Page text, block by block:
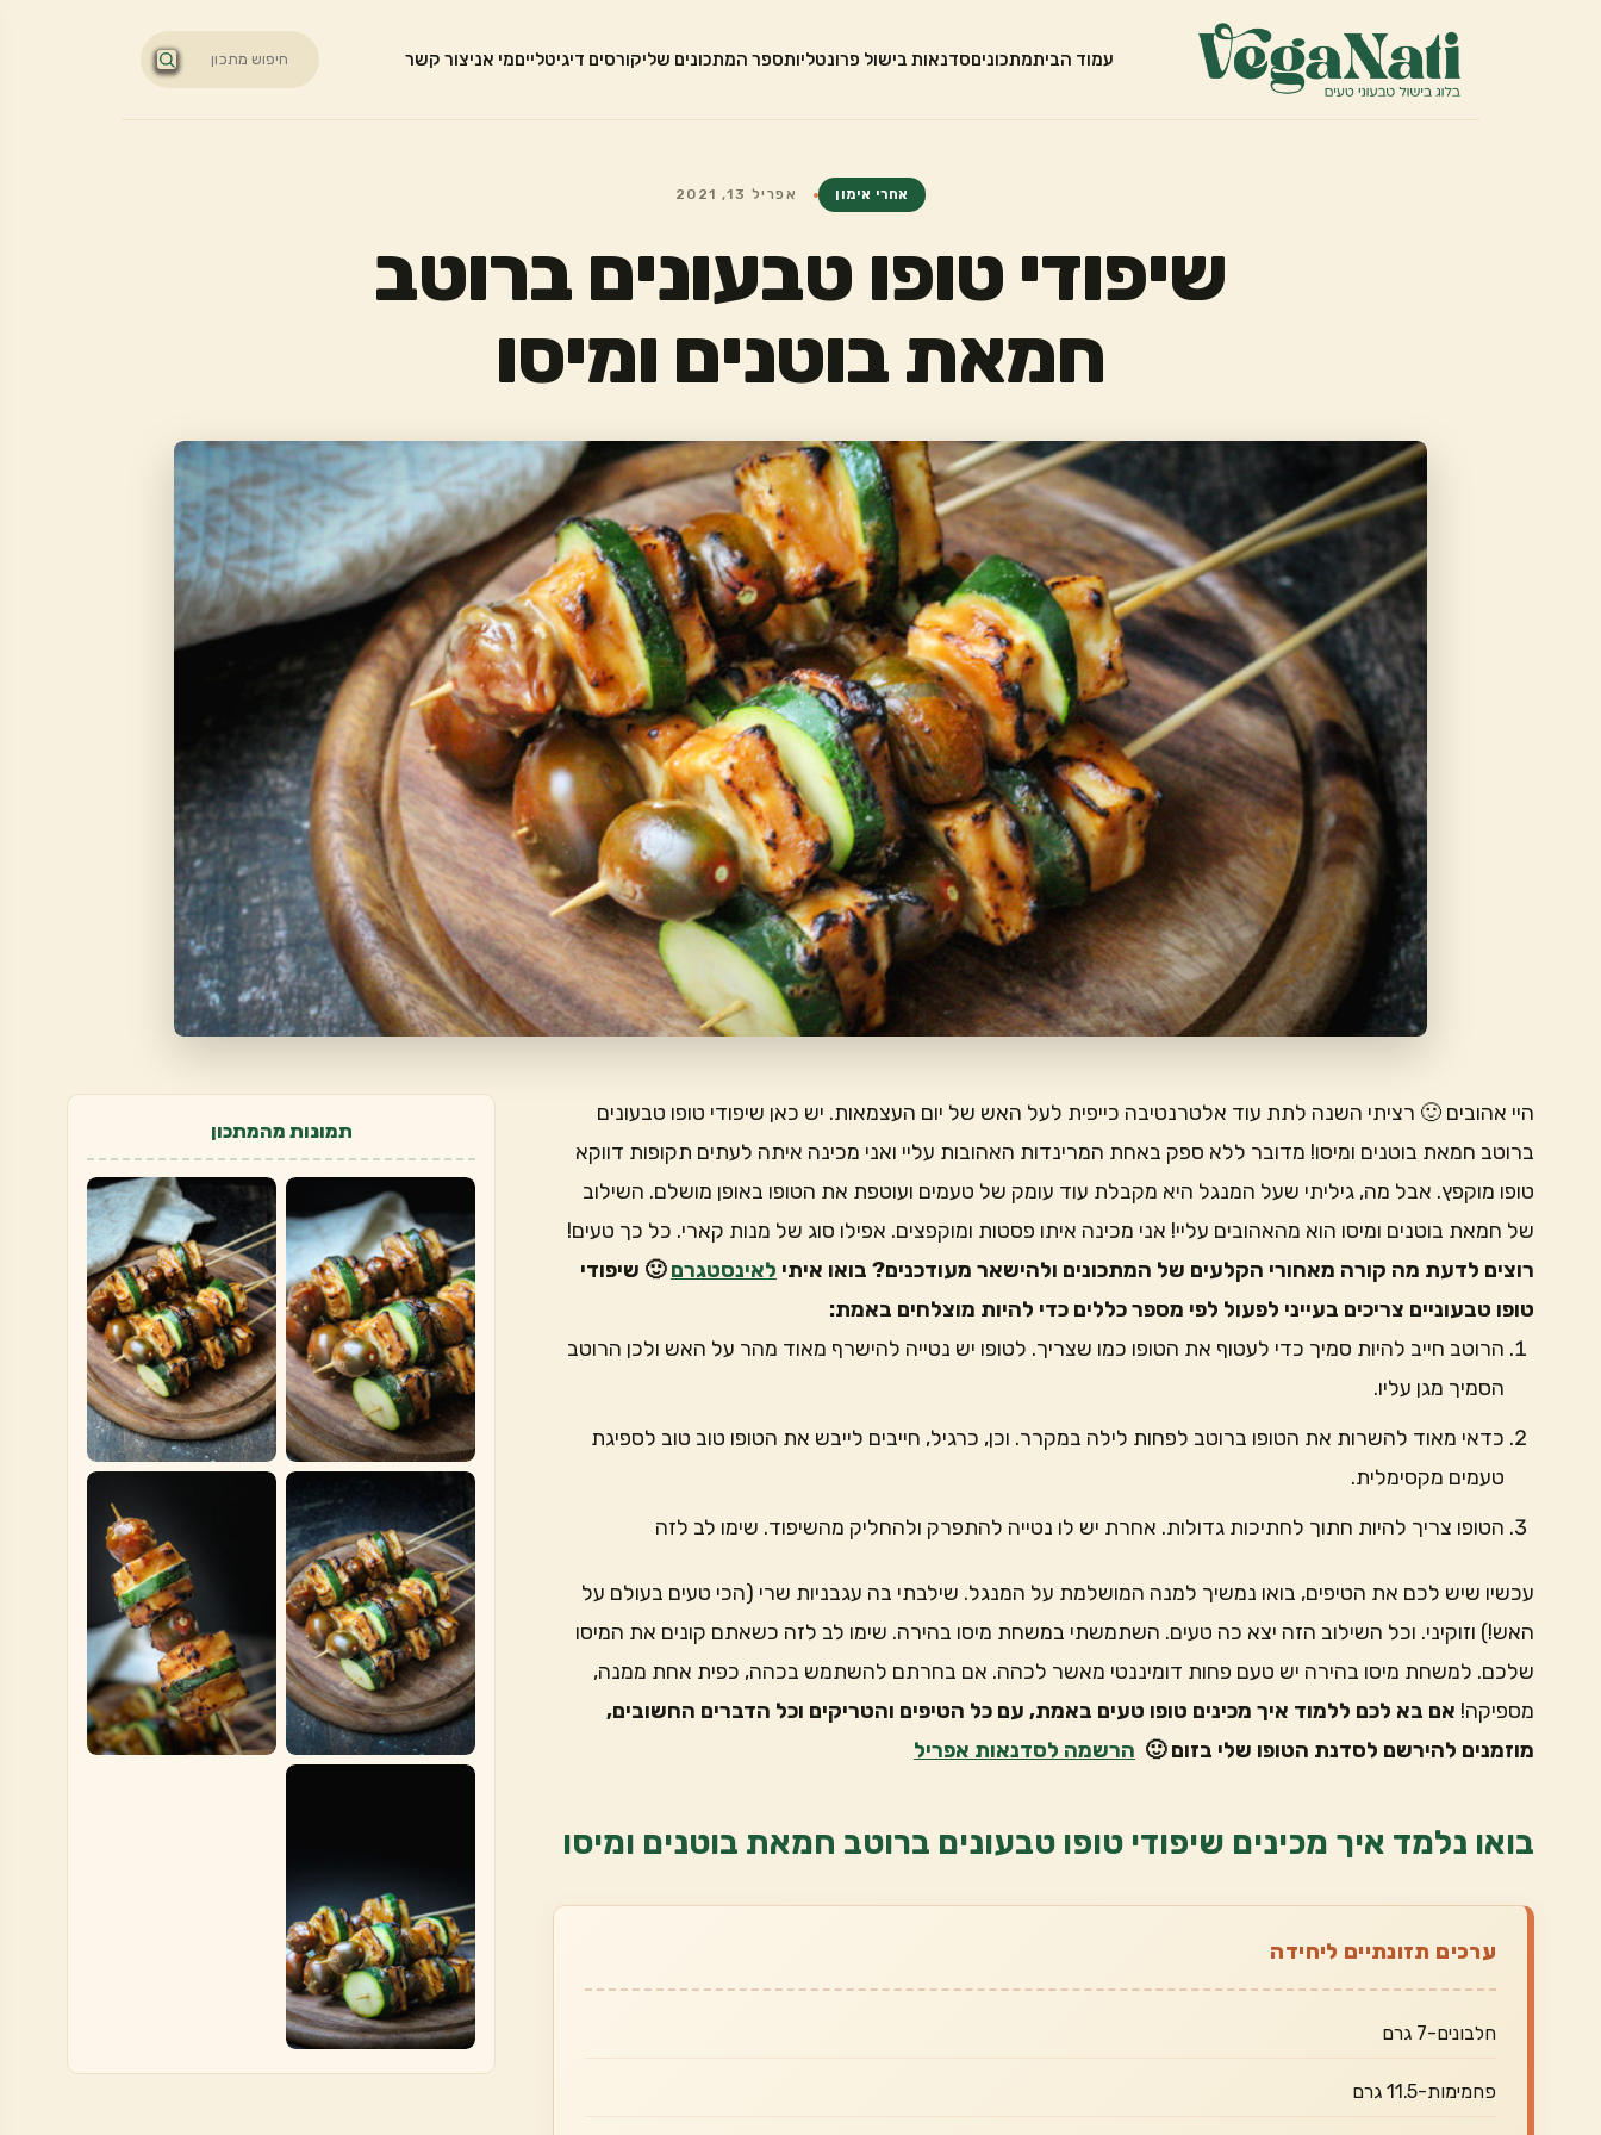
עמוד הביתמתכוניםסדנאות בישול פרונטליותספר המתכונים שליקורסים דיגיטלייםמי אניצור קשר
אחרי אימון אפריל 13, 2021
שיפודי טופו טבעונים ברוטב
חמאת בוטנים ומיסו
היי אהובים 🙂 רציתי השנה לתת עוד אלטרנטיבה כייפית לעל האש של יום העצמאות. יש כאן שיפודי טופו טבעונים
ברוטב חמאת בוטנים ומיסו! מדובר ללא ספק באחת המרינדות האהובות עליי ואני מכינה איתה לעתים תקופות דווקא
טופו מוקפץ. אבל מה, גיליתי שעל המנגל היא מקבלת עוד עומק של טעמים ועוטפת את הטופו באופן מושלם. השילוב
של חמאת בוטנים ומיסו הוא מהאהובים עליי! אני מכינה איתו פסטות ומוקפצים. אפילו סוג של מנות קארי. כל כך טעים!
רוצים לדעת מה קורה מאחורי הקלעים של המתכונים ולהישאר מעודכנים? בואו איתי לאינסטגרם🙂 שיפודי
טופו טבעוניים צריכים בעייני לפעול לפי מספר כללים כדי להיות מוצלחים באמת:
הרוטב חייב להיות סמיך כדי לעטוף את הטופו כמו שצריך. לטופו יש נטייה להישרף מאוד מהר על האש ולכן הרוטב
הסמיך מגן עליו.
כדאי מאוד להשרות את הטופו ברוטב לפחות לילה במקרר. וכן, כרגיל, חייבים לייבש את הטופו טוב טוב לספיגת
טעמים מקסימלית.
הטופו צריך להיות חתוך לחתיכות גדולות. אחרת יש לו נטייה להתפרק ולהחליק מהשיפוד. שימו לב לזה
עכשיו שיש לכם את הטיפים, בואו נמשיך למנה המושלמת על המנגל. שילבתי בה עגבניות שרי (הכי טעים בעולם על
האש!) וזוקיני. וכל השילוב הזה יצא כה טעים. השתמשתי במשחת מיסו בהירה. שימו לב לזה כשאתם קונים את המיסו
שלכם. למשחת מיסו בהירה יש טעם פחות דומיננטי מאשר לכהה. אם בחרתם להשתמש בכהה, כפית אחת ממנה,
מספיקה! אם בא לכם ללמוד איך מכינים טופו טעים באמת, עם כל הטיפים והטריקים וכל הדברים החשובים,
מוזמנים להירשם לסדנת הטופו שלי בזום 🙂 הרשמה לסדנאות אפריל
בואו נלמד איך מכינים שיפודי טופו טבעונים ברוטב חמאת בוטנים ומיסו
ערכים תזונתיים ליחידה
חלבונים-7 גרם
פחמימות-11.5 גרם
תמונות מהמתכון